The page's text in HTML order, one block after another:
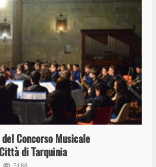
Concorso Musicale
di Tarquinia